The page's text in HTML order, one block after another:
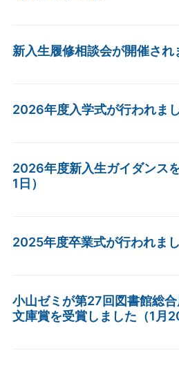
新入生履修相談会が開催され
2026年度入学式が行われま
2026年度新入生ガイダンス
1日）
2025年度卒業式が行われま
小山ゼミが第27回図書館総
文庫賞を受賞しました（1月